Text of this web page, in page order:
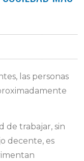
las personas
de trabajar, sin
decente, es